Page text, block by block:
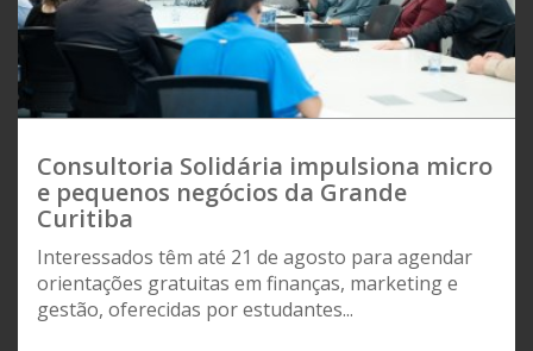
Consultoria Solidária impulsiona micro
e pequenos negócios da Grande
Curitiba
Interessados têm até 21 de agosto para agendar
orientações gratuitas em finanças, marketing e
gestão, oferecidas por estudantes...